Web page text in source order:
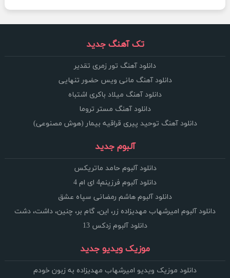
تک آهنگ جدید
دانلود آهنگ تور زمری تقدیر
دانلود آهنگ مانی ویس حضور تنهایی
دانلود آهنگ میلاد باکری اشتباه
دانلود آهنگ مستر تروما
دانلود آهنگ توحید پیری قراقیه بیمار (هوش مصنوعی)
آلبوم جدید
دانلود آلبوم حامد ماتریکس
دانلود آلبوم فرزینم4 ای ام 4
دانلود آلبوم هاشم رمضانی سپاه عشق
دانلود آلبوم امیرشهاب مهدیزاده زر، این، گام بر، چنین، داشت، دشت
دانلود آلبوم زدکس 13
موزیک ویدیو جدید
دانلود موزیک ویدیو امیرشهاب مهدیزاده به زبون خودم